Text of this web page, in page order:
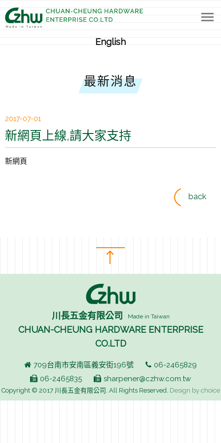
公司簡介
專利證書
包覆式防斷吸震型陶瓷磨刀棒
全直式吸震型陶瓷磨刀棒
一般陶瓷磨刀棒
隨身迷你磨刀棒
各式包裝樣式
磨刀棒 紅酒開瓶器
English
最新消息
2017-07-01
新網頁上線,請大家支持
新網頁
back
川長五金有限公司 Made in Taiwan
CHUAN-CHEUNG HARDWARE ENTERPRISE
CO.LTD
709台南市安南區義安街196號
06-2465829
06-2465835
sharpener@czhw.com.tw
Copyright © 2017 川長五金有限公司. All Rights Reserved. Design by choice